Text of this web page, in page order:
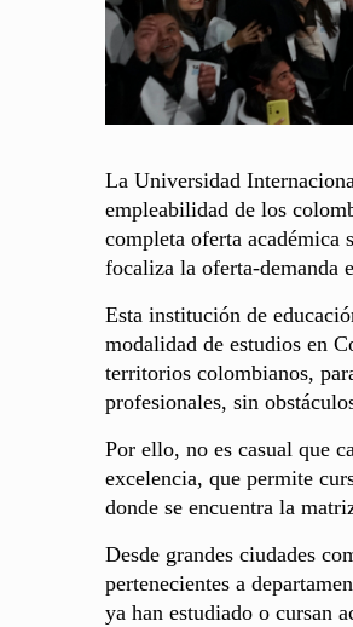
La Universidad
empleabilidad de los
completa oferta académica
focaliza la oferta-demanda
Esta institución de
modalidad de estudios en
territorios colombianos,
profesionales, sin
Por ello, no es casual que
excelencia, que permite
donde se encuentra la
Desde grandes ciudades
pertenecientes a
ya han estudiado o cursan